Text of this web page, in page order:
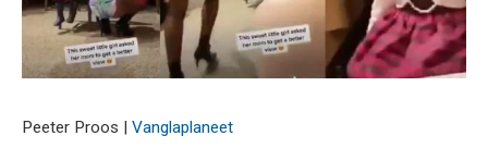
Peeter Proos | Vanglaplaneet